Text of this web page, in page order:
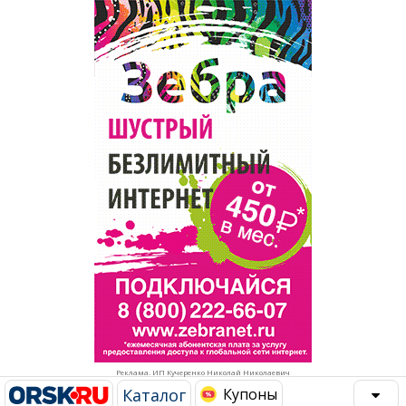
Реклама. ИП Кучеренко Николай Николаевич
Каталог Купоны
Рестораны, кафе, бары
Развлечения и отдых
Спорт Фитнес
Недвижимость
Красота Косметология
Торговля
Бизнес и финансы
Юристы, Экспертиза, Страхование
Ремонт
Социальные организации
Это интересно
Администрация
Популярное →